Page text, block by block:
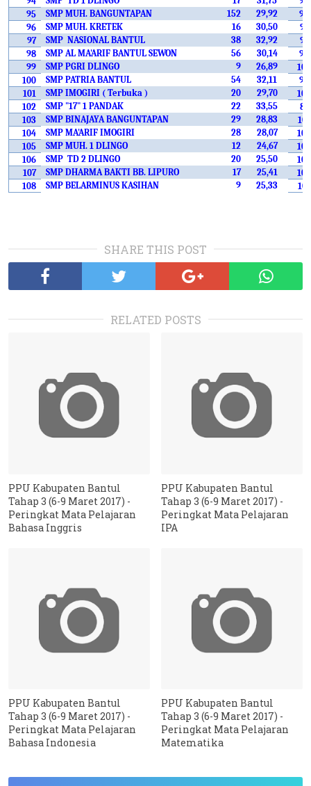
95
SMP MUH. BANGUNTAPAN 152 29,92
99
96
SMP MUH. KRETEK 16 30,50
97
97
SMP NASIONAL BANTUL 38 32,92
91
98
SMP AL MA'ARIF BANTUL SEWON 56 30,14
98
99
SMP PGRI DLINGO 9 26,89
104
100
SMP PATRIA BANTUL 54 32,11
92
101
SMP IMOGIRI ( Terbuka ) 20 29,70
100
102
SMP "17" 1 PANDAK 22 33,55
87
103
SMP BINAJAYA BANGUNTAPAN 29 28,83
101
104
SMP MA'ARIF IMOGIRI 28 28,07
102
105
SMP MUH. 1 DLINGO 12 24,67
108
106
SMP TD 2 DLINGO 20 25,50
105
107
SMP DHARMA BAKTI BB. LIPURO 17 25,41
106
108
SMP BELARMINUS KASIHAN 9 25,33 107
SHARE THIS POST
RELATED POSTS
PPU Kabupaten Bantul
Tahap 3 (6-9 Maret 2017) -
Peringkat Mata Pelajaran
Bahasa Inggris
PPU Kabupaten Bantul
Tahap 3 (6-9 Maret 2017) -
Peringkat Mata Pelajaran
IPA
PPU Kabupaten Bantul
Tahap 3 (6-9 Maret 2017) -
Peringkat Mata Pelajaran
Bahasa Indonesia
PPU Kabupaten Bantul
Tahap 3 (6-9 Maret 2017) -
Peringkat Mata Pelajaran
Matematika